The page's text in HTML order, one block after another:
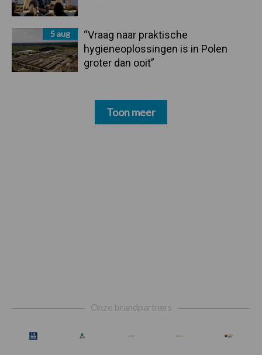
5 aug
“Vraag naar praktische
hygieneoplossingen is in Polen
groter dan ooit”
Toon meer
Onze brandpartners